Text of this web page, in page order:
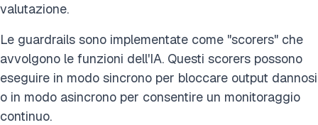
valutazione.
Le guardrails sono implementate come "scorers" che
avvolgono le funzioni dell'IA. Questi scorers possono
eseguire in modo sincrono per bloccare output dannosi
o in modo asincrono per consentire un monitoraggio
continuo.